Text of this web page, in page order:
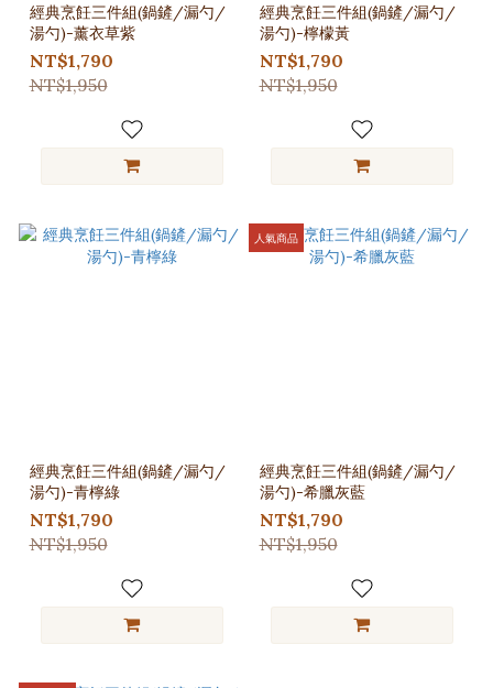
經典烹飪三件組(鍋鏟/漏勺/
湯勺)-薰衣草紫
NT$1,790
NT$1,950
經典烹飪三件組(鍋鏟/漏勺/
湯勺)-檸檬黃
NT$1,790
NT$1,950
經典烹飪三件組(鍋鏟/漏勺/
湯勺)-青檸綠
NT$1,790
NT$1,950
人氣商品
經典烹飪三件組(鍋鏟/漏勺/
湯勺)-希臘灰藍
NT$1,790
NT$1,950